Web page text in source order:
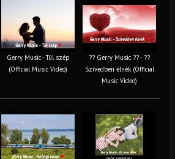
Gerry Music - Túl szép
(Official Music Video)
?? Gerry Music ?? - ??
Szívedben élnék (Official
Music Video)